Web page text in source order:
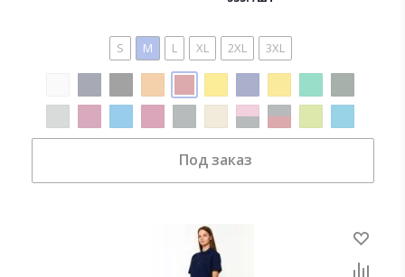
S M L XL 2XL 3XL
Под заказ